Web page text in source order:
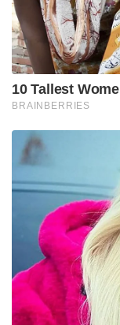
10 Tallest
BRAINBERRIES